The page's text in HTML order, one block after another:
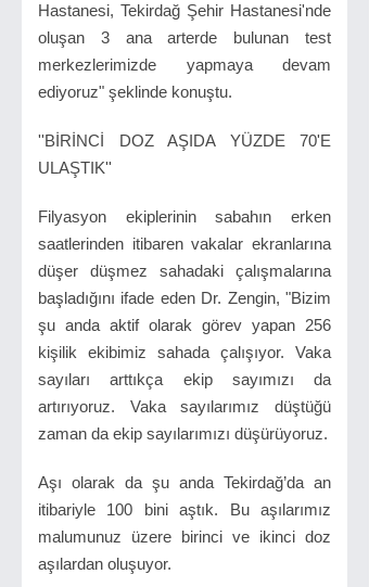
Hastanesi, Tekirdağ Şehir Hastanesi'nde
oluşan 3 ana arterde bulunan test
merkezlerimizde yapmaya devam
ediyoruz" şeklinde konuştu.
''BİRİNCİ DOZ AŞIDA YÜZDE 70'E
ULAŞTIK''
Filyasyon ekiplerinin sabahın erken
saatlerinden itibaren vakalar ekranlarına
düşer düşmez sahadaki çalışmalarına
başladığını ifade eden Dr. Zengin, "Bizim
şu anda aktif olarak görev yapan 256
kişilik ekibimiz sahada çalışıyor. Vaka
sayıları arttıkça ekip sayımızı da
artırıyoruz. Vaka sayılarımız düştüğü
zaman da ekip sayılarımızı düşürüyoruz.
Aşı olarak da şu anda Tekirdağ’da an
itibariyle 100 bini aştık. Bu aşılarımız
malumunuz üzere birinci ve ikinci doz
aşılardan oluşuyor.